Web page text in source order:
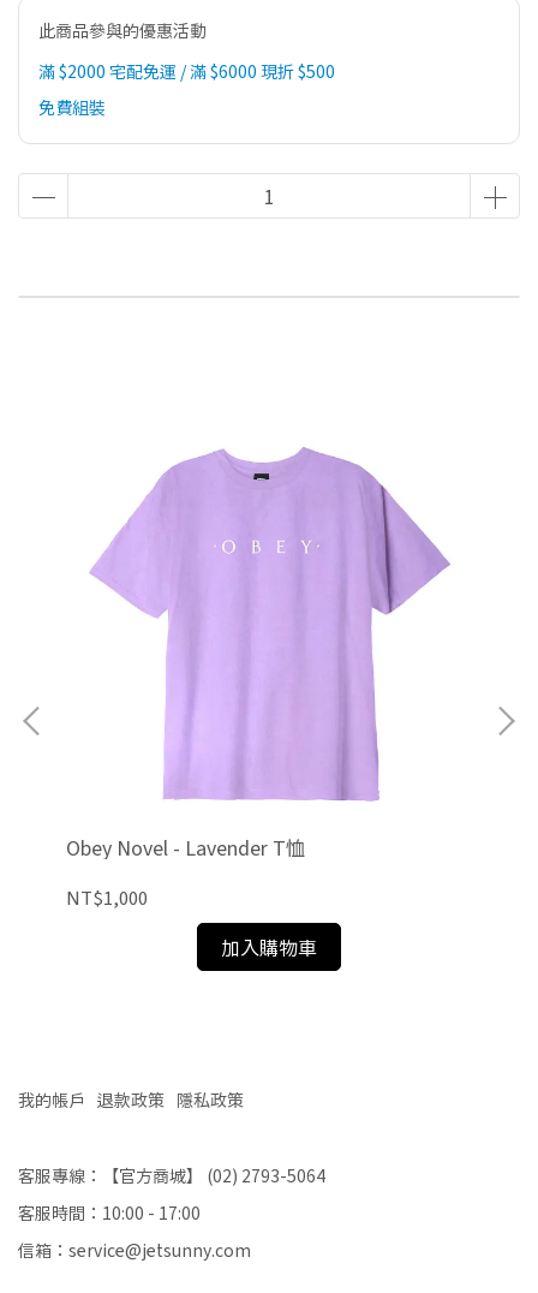
此商品參與的優惠活動
滿 $2000 宅配免運 / 滿 $6000 現折 $500
免費組裝
Obey Novel - Lavender T恤
NT$1,000
加入購物車
我的帳戶 退款政策 隱私政策
客服專線：【官方商城】 (02) 2793-5064
客服時間：10:00 - 17:00
信箱：service@jetsunny.com